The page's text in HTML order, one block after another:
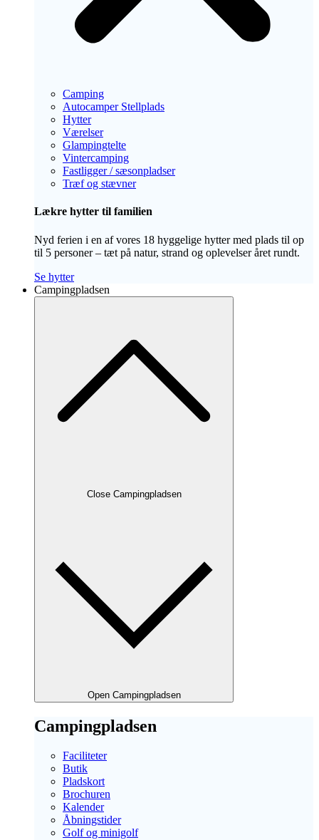
Camping
Autocamper Stellplads
Hytter
Værelser
Glampingtelte
Vintercamping
Fastligger / sæsonpladser
Træf og stævner
Lækre hytter til familien
Nyd ferien i en af vores 18 hyggelige hytter med plads til op
til 5 personer – tæt på natur, strand og oplevelser året rundt.
Se hytter
Campingpladsen
Close Campingpladsen
Open Campingpladsen
Campingpladsen
Faciliteter
Butik
Pladskort
Brochuren
Kalender
Åbningstider
Golf og minigolf